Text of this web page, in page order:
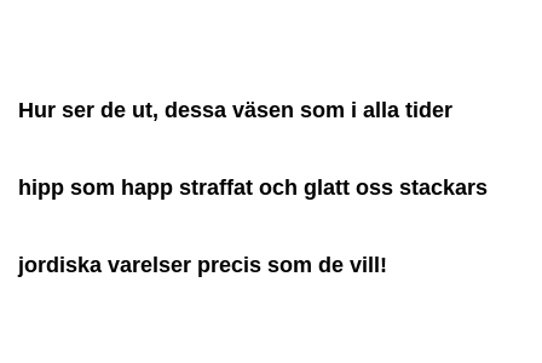
Hur ser de ut, dessa väsen som i alla tider
hipp som happ straffat och glatt oss stackars
jordiska varelser precis som de vill!